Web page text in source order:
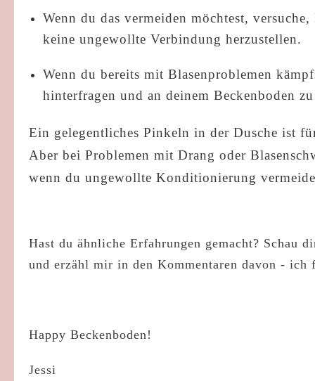
Wenn du das vermeiden möchtest,
keine ungewollte Verbindung herzustellen.
Wenn du bereits mit Blasenproblemen
hinterfragen und an deinem Beckenboden
Ein gelegentliches Pinkeln in der Dusche ist
Aber bei Problemen mit Drang oder
wenn du ungewollte Konditionierung
Hast du ähnliche Erfahrungen gemacht? Schau
und erzähl mir in den Kommentaren davon -
Happy Beckenboden!
Jessi